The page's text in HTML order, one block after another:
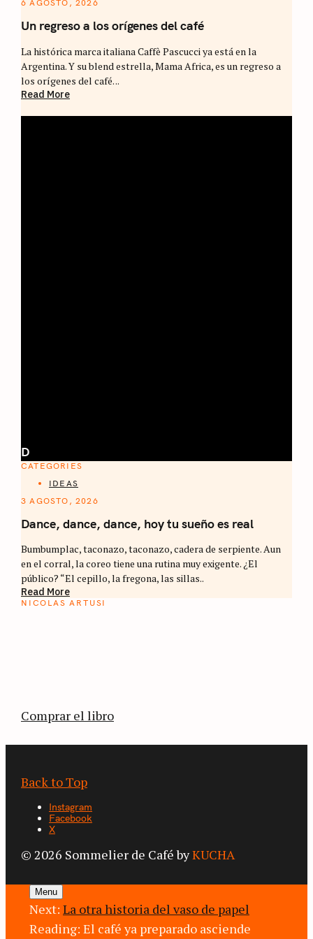
6 AGOSTO, 2026
Un regreso a los orígenes del café
La histórica marca italiana Caffè Pascucci ya está en la
Argentina. Y su blend estrella, Mama Africa, es un regreso a
los orígenes del café. ..
Read More
D
CATEGORIES
IDEAS
3 AGOSTO, 2026
Dance, dance, dance, hoy tu sueño es real
Bumbumplac, taconazo, taconazo, cadera de serpiente. Aun
en el corral, la coreo tiene una rutina muy exigente. ¿El
público? “El cepillo, la fregona, las sillas..
Read More
NICOLAS ARTUSI
Comprar el libro
Back to Top
Instagram
Facebook
X
© 2026 Sommelier de Café byKUCHA
Menu
Next: La otra historia del vaso de papel
Reading: El café ya preparado asciende